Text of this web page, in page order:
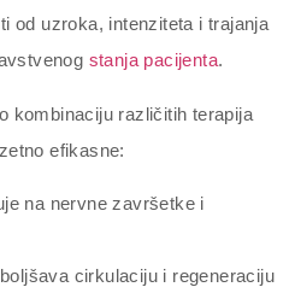
od uzroka, intenziteta i trajanja
stanja pacijenta.
kombinaciju različitih terapija
efikasne:
na nervne završetke i
cirkulaciju i regeneraciju